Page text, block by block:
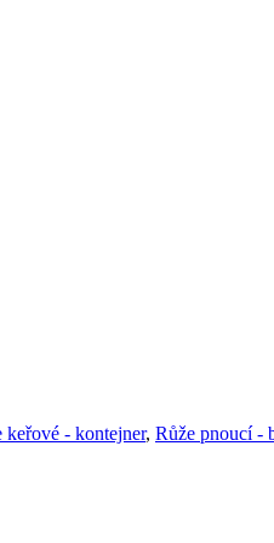
keřové - kontejner, Růže pnoucí -